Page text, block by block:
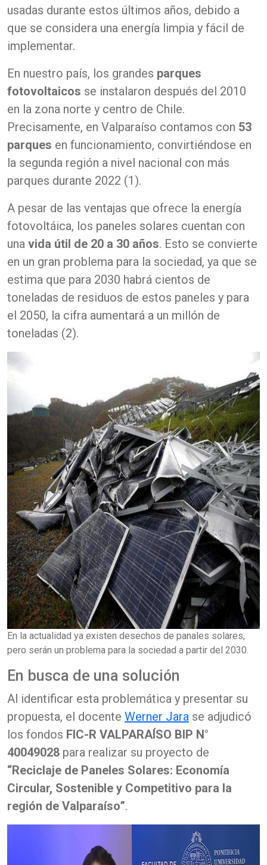
usadas durante estos últimos años, debido a
que se considera una energía limpia y fácil de
implementar.
En nuestro país, los grandes parques
fotovoltaicos se instalaron después del 2010
en la zona norte y centro de Chile.
Precisamente, en Valparaíso contamos con 53
parques en funcionamiento, convirtiéndose en
la segunda región a nivel nacional con más
parques durante 2022 (1).
A pesar de las ventajas que ofrece la energía
fotovoltáica, los paneles solares cuentan con
una vida útil de 20 a 30 años. Esto se convierte
en un gran problema para la sociedad, ya que se
estima que para 2030 habrá cientos de
toneladas de residuos de estos paneles y para
el 2050, la cifra aumentará a un millón de
toneladas (2).
En la actualidad ya existen desechos de panales solares,
pero serán un problema para la sociedad a partir del 2030.
En busca de una solución
Al identificar esta problemática y presentar su
propuesta, el docente Werner Jara se adjudicó
los fondos FIC-R VALPARAÍSO BIP N°
40049028 para realizar su proyecto de
“Reciclaje de Paneles Solares: Economía
Circular, Sostenible y Competitivo para la
región de Valparaíso”.